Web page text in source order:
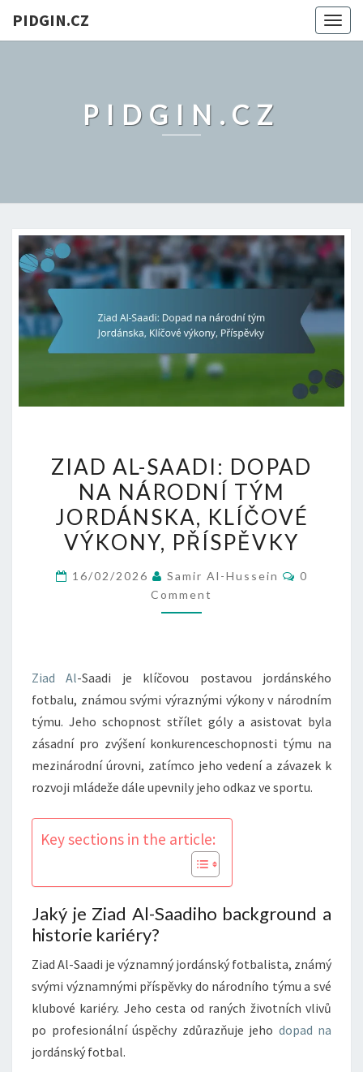
PIDGIN.CZ
PIDGIN.CZ
AL-
SAADI:
DOPAD
NA
TÝM
JORDÁNSKA,
ZIAD AL-SAADI: DOPAD
NA NÁRODNÍ TÝM
JORDÁNSKA, KLÍČOVÉ
VÝKONY, PŘÍSPĚVKY
16/02/2026 Samir Al-Hussein Comments
0
Comment
Ziad Al-Saadi je klíčovou postavou jordánského
fotbalu, známou svými výraznými výkony v národním
týmu. Jeho schopnost střílet góly a asistovat byla
zásadní pro zvýšení konkurenceschopnosti týmu na
mezinárodní úrovni, zatímco jeho vedení a závazek k
rozvoji mládeže dále upevnily jeho odkaz ve sportu.
Key sections in the article:
Jaký je Ziad Al-Saadiho background a
historie kariéry?
Ziad Al-Saadi je významný jordánský fotbalista, známý
svými významnými příspěvky do národního týmu a své
klubové kariéry. Jeho cesta od raných životních vlivů
po profesionální úspěchy zdůrazňuje jeho dopad na
jordánský fotbal.